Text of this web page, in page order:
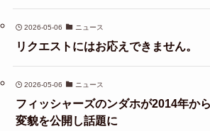
2026-05-06 ニュース
リクエストにはお応えできません。
2026-05-06 ニュース
フィッシャーズのンダホが2014年か
変貌を公開し話題に